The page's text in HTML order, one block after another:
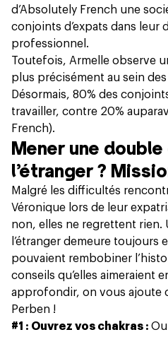
d’Absolutely French une
conjoints d’expats dans leur
professionnel.
Toutefois, Armelle observe
plus précisément au sein
Désormais, 80% des
travailler, contre 20%
French).
Mener une
l’étranger ?
Malgré les difficultés
Véronique lors de leur
non, elles ne regrettent rien.
l’étranger demeure toujours
pouvaient rembobiner
conseils qu’elles aimeraient
approfondir, on vous ajoute
Perben !
#1 : Ouvrez vos chakras :